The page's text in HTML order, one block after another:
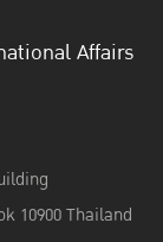
Affairs
10900 Thailand